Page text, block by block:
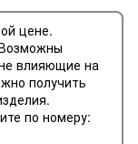
цене.
влияющие на
получить
по номеру: